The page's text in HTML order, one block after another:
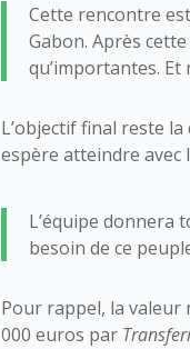
Cette rencontre
Gabon. Après
qu’importantes.
L’objectif final reste
espère atteindre
L’équipe donnera
besoin de ce
Pour rappel, la valeur
000 euros par